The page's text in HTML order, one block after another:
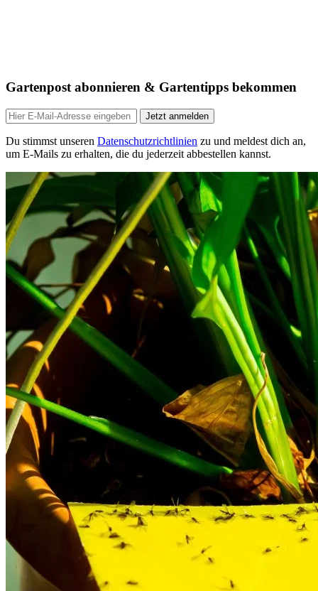
Gartenpost abonnieren & Gartentipps bekommen
Jetzt anmelden
Du stimmst unseren Datenschutzrichtlinien zu und meldest dich an,
um E-Mails zu erhalten, die du jederzeit abbestellen kannst.